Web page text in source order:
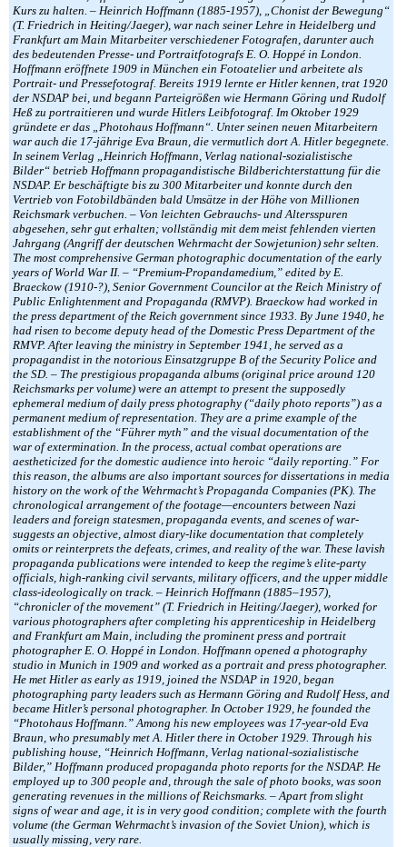
Kurs zu halten. – Heinrich Hoffmann (1885-1957), „Chonist der Bewegung“
(T. Friedrich in Heiting/Jaeger), war nach seiner Lehre in Heidelberg und
Frankfurt am Main Mitarbeiter verschiedener Fotografen, darunter auch
des bedeutenden Presse- und Portraitfotografs E. O. Hoppé in London.
Hoffmann eröffnete 1909 in München ein Fotoatelier und arbeitete als
Portrait- und Pressefotograf. Bereits 1919 lernte er Hitler kennen, trat 1920
der NSDAP bei, und begann Parteigrößen wie Hermann Göring und Rudolf
Heß zu portraitieren und wurde Hitlers Leibfotograf. Im Oktober 1929
gründete er das „Photohaus Hoffmann“. Unter seinen neuen Mitarbeitern
war auch die 17-jährige Eva Braun, die vermutlich dort A. Hitler begegnete.
In seinem Verlag „Heinrich Hoffmann, Verlag national-sozialistische
Bilder“ betrieb Hoffmann propagandistische Bildberichterstattung für die
NSDAP. Er beschäftigte bis zu 300 Mitarbeiter und konnte durch den
Vertrieb von Fotobildbänden bald Umsätze in der Höhe von Millionen
Reichsmark verbuchen. – Von leichten Gebrauchs- und Altersspuren
abgesehen, sehr gut erhalten; vollständig mit dem meist fehlenden vierten
Jahrgang (Angriff der deutschen Wehrmacht der Sowjetunion) sehr selten.
The most comprehensive German photographic documentation of the early
years of World War II. – “Premium-Propandamedium,” edited by E.
Braeckow (1910-?), Senior Government Councilor at the Reich Ministry of
Public Enlightenment and Propaganda (RMVP). Braeckow had worked in
the press department of the Reich government since 1933. By June 1940, he
had risen to become deputy head of the Domestic Press Department of the
RMVP. After leaving the ministry in September 1941, he served as a
propagandist in the notorious Einsatzgruppe B of the Security Police and
the SD. – The prestigious propaganda albums (original price around 120
Reichsmarks per volume) were an attempt to present the supposedly
ephemeral medium of daily press photography (“daily photo reports”) as a
permanent medium of representation. They are a prime example of the
establishment of the “Führer myth” and the visual documentation of the
war of extermination. In the process, actual combat operations are
aestheticized for the domestic audience into heroic “daily reporting.” For
this reason, the albums are also important sources for dissertations in media
history on the work of the Wehrmacht’s Propaganda Companies (PK). The
chronological arrangement of the footage—encounters between Nazi
leaders and foreign statesmen, propaganda events, and scenes of war-
suggests an objective, almost diary-like documentation that completely
omits or reinterprets the defeats, crimes, and reality of the war. These lavish
propaganda publications were intended to keep the regime’s elite-party
officials, high-ranking civil servants, military officers, and the upper middle
class-ideologically on track. – Heinrich Hoffmann (1885–1957),
“chronicler of the movement” (T. Friedrich in Heiting/Jaeger), worked for
various photographers after completing his apprenticeship in Heidelberg
and Frankfurt am Main, including the prominent press and portrait
photographer E. O. Hoppé in London. Hoffmann opened a photography
studio in Munich in 1909 and worked as a portrait and press photographer.
He met Hitler as early as 1919, joined the NSDAP in 1920, began
photographing party leaders such as Hermann Göring and Rudolf Hess, and
became Hitler’s personal photographer. In October 1929, he founded the
“Photohaus Hoffmann.” Among his new employees was 17-year-old Eva
Braun, who presumably met A. Hitler there in October 1929. Through his
publishing house, “Heinrich Hoffmann, Verlag national-sozialistische
Bilder,” Hoffmann produced propaganda photo reports for the NSDAP. He
employed up to 300 people and, through the sale of photo books, was soon
generating revenues in the millions of Reichsmarks. – Apart from slight
signs of wear and age, it is in very good condition; complete with the fourth
volume (the German Wehrmacht’s invasion of the Soviet Union), which is
usually missing, very rare.